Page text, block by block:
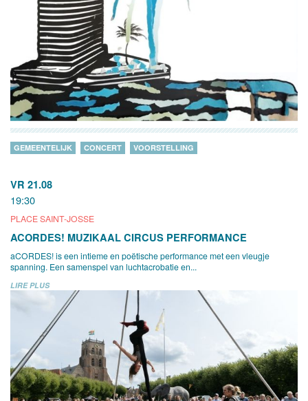
VR 21.08
19:30
PLACE SAINT-JOSSE
GEMEENTELIJK CONCERT VOORSTELLING
ACORDES! MUZIKAAL CIRCUS PERFORMANCE
aCORDES! is een intieme en poëtische performance met een vleugje
spanning. Een samenspel van luchtacrobatie en...
LIRE PLUS